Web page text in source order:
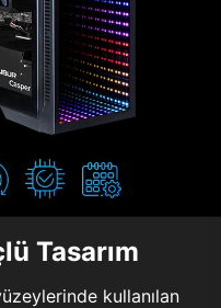
Tasarım
kullanılan